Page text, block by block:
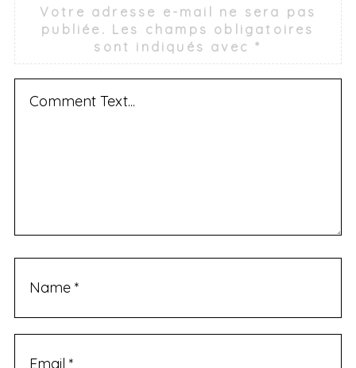
Votre adresse e-mail ne sera pas
publiée. Les champs obligatoires
sont indiqués avec*